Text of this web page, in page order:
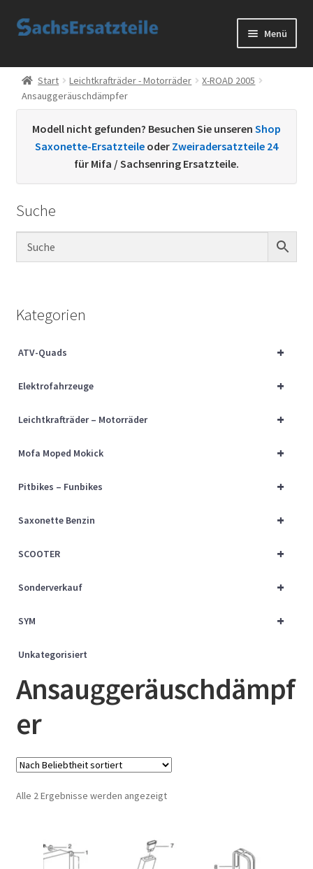
Zur
Zum
Menü
Start
AGB
Datenschutzerklärung
Kontakt
Sachs Ersatzteile
Über uns
Start Leichtkrafträder - Motorräder
X-ROAD 2005
Ansauggeräuschdämpfer
Modell nicht gefunden? Besuchen Sie unseren Shop
Saxonette-Ersatzteile oder Zweiradersatzteile 24
für Mifa / Sachsenring Ersatzteile.
Suche
Kategorien
+
ATV-Quads
+
Elektrofahrzeuge
+
Leichtkrafträder – Motorräder
+
Mofa Moped Mokick
+
Pitbikes – Funbikes
+
Saxonette Benzin
+
SCOOTER
+
Sonderverkauf
+
SYM
Unkategorisiert
Ansauggeräuschdämpf
er
Alle 2 Ergebnisse werden angezeigtNach